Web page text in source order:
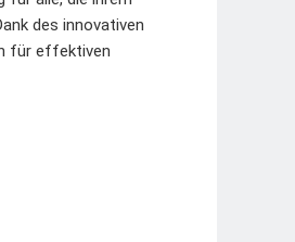
des innovativen
für effektiven